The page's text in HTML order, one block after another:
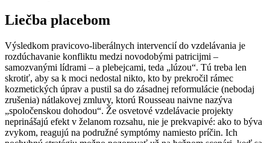
Liečba placebom
Výsledkom pravicovo-liberálnych intervencií do vzdelávania je
rozdúchavanie konfliktu medzi novodobými patricijmi –
samozvanými lídrami – a plebejcami, teda „lúzou“. Tú treba len
skrotiť, aby sa k moci nedostal nikto, kto by prekročil rámec
kozmetických úprav a pustil sa do zásadnej reformulácie (nebodaj
zrušenia) nátlakovej zmluvy, ktorú Rousseau naivne nazýva
„spoločenskou dohodou“. Že osvetové vzdelávacie projekty
neprinášajú efekt v želanom rozsahu, nie je prekvapivé: ako to býva
zvykom, reagujú na podružné symptómy namiesto príčin. Ich